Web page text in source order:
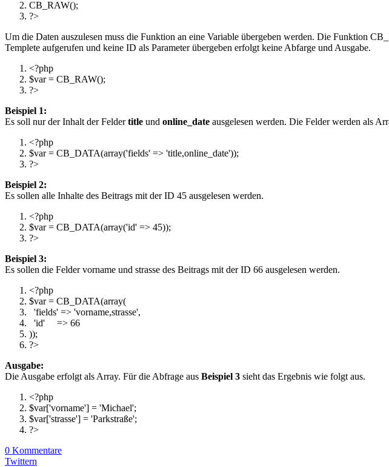
CB_RAW();
?>
Um die Daten auszulesen muss die Funktion an eine Variable übergeben werden. Die Funktion
Templete aufgerufen und keine ID als Parameter übergeben erfolgt keine Abfarge und Ausgabe.
<?php
$var = CB_RAW();
?>
Beispiel 1:
Es soll nur der Inhalt der Feldertitle und online_date ausgelesen werden. Die Felder werden als
<?php
$var = CB_DATA(array('fields' => 'title,online_date'));
?>
Beispiel 2:
Es sollen alle Inhalte des Beitrags mit der ID 45 ausgelesen werden.
<?php
$var = CB_DATA(array('id' => 45));
?>
Beispiel 3:
Es sollen die Felder vorname und strasse des Beitrags mit der ID 66 ausgelesen werden.
<?php
$var = CB_DATA(array(
'fields' => 'vorname,strasse',
'id'
=> 66
));
?>
Ausgabe:
Die Ausgabe erfolgt als Array. Für die Abfrage aus Beispiel 3 sieht das Ergebnis wie folgt aus.
<?php
$var['vorname'] = 'Michael';
$var['strasse'] = 'Parkstraße';
?>
0 Kommentare
Twittern